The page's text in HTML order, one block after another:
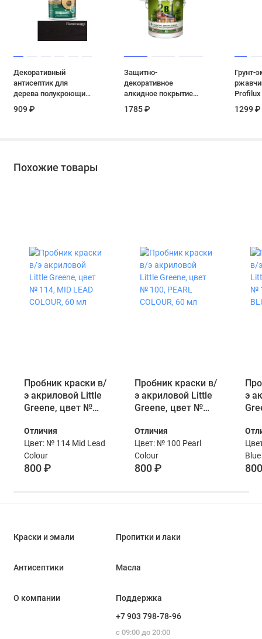
Декоративный
антисептик для
дерева полукроющий
«Ландшафт» цвет
909 ₽
Защитно-
декоративное
алкидное покрытие
2 в 1 полуматовое
1785 ₽
Грунт-
Profilux
1299 ₽
Похожие товары
Пробник краски в/
э акриловой Little
Greene, цвет №
COLOUR, 60 мл
Отличия
Цвет: № 114 Mid Lead
Colour
800 ₽
Пробник краски в/
э акриловой Little
Greene, цвет №
COLOUR, 60 мл
Отличия
Цвет: № 100 Pearl
Colour
800 ₽
э
Blue
Краски и эмали Пропитки и лаки
Антисептики Масла
О компании
Поддержка
+7 903 798-78-96
с 09:00 до 20:00